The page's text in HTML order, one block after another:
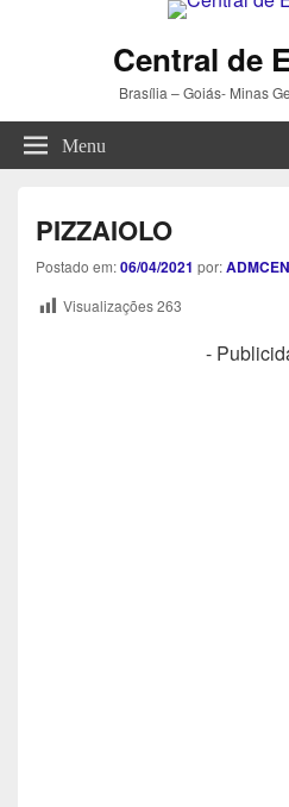
Central de
Brasília – Goiás- Minas
Menu
PIZZAIOLO
Postado em:06/04/2021 por:
Visualizações263
-